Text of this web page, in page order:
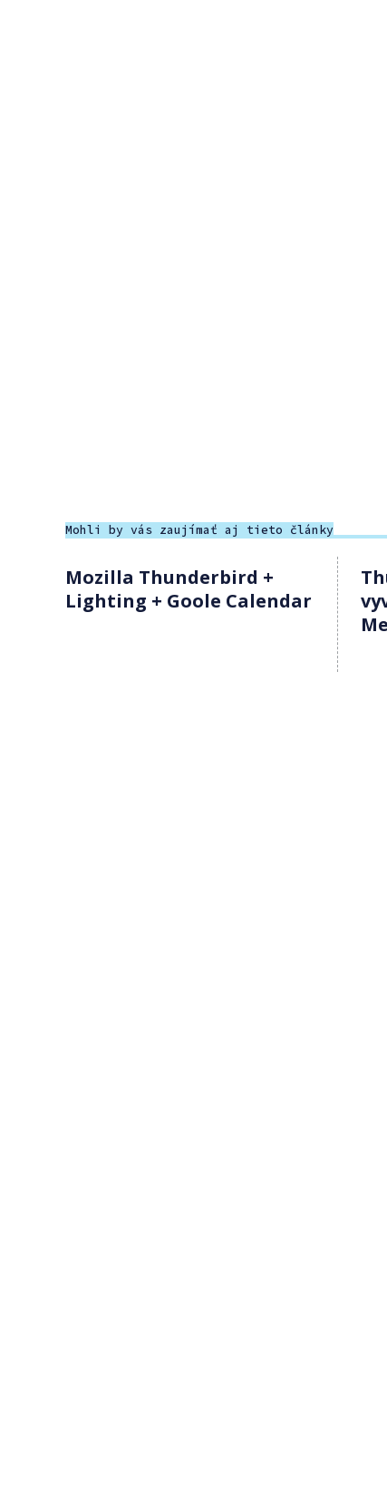
Mohli by vás zaujímať aj tieto články
Mozilla Thunderbird +
Lighting + Goole Calendar